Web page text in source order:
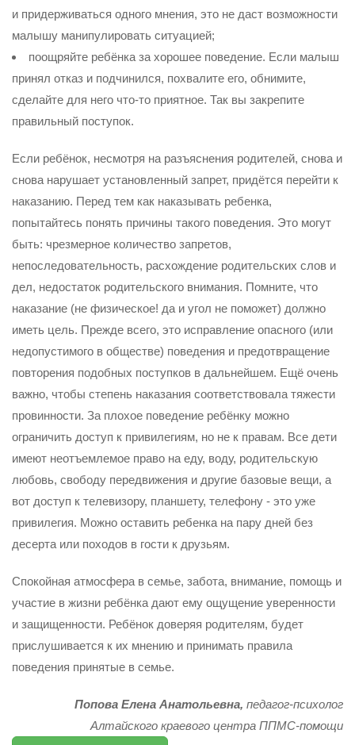
и придерживаться одного мнения, это не даст возможности
малышу манипулировать ситуацией;
поощряйте ребёнка за хорошее поведение. Если малыш
принял отказ и подчинился, похвалите его, обнимите,
сделайте для него что-то приятное. Так вы закрепите
правильный поступок.
Если ребёнок, несмотря на разъяснения родителей, снова и
снова нарушает установленный запрет, придётся перейти к
наказанию. Перед тем как наказывать ребенка,
попытайтесь понять причины такого поведения. Это могут
быть: чрезмерное количество запретов,
непоследовательность, расхождение родительских слов и
дел, недостаток родительского внимания. Помните, что
наказание (не физическое! да и угол не поможет) должно
иметь цель. Прежде всего, это исправление опасного (или
недопустимого в обществе) поведения и предотвращение
повторения подобных поступков в дальнейшем. Ещё очень
важно, чтобы степень наказания соответствовала тяжести
провинности. За плохое поведение ребёнку можно
ограничить доступ к привилегиям, но не к правам. Все дети
имеют неотъемлемое право на еду, воду, родительскую
любовь, свободу передвижения и другие базовые вещи, а
вот доступ к телевизору, планшету, телефону - это уже
привилегия. Можно оставить ребенка на пару дней без
десерта или походов в гости к друзьям.
Спокойная атмосфера в семье, забота, внимание, помощь и
участие в жизни ребёнка дают ему ощущение уверенности
и защищенности. Ребёнок доверяя родителям, будет
прислушивается к их мнению и принимать правила
поведения принятые в семье.
Попова Елена Анатольевна, педагог-психолог
Алтайского краевого центра ППМС-помощи